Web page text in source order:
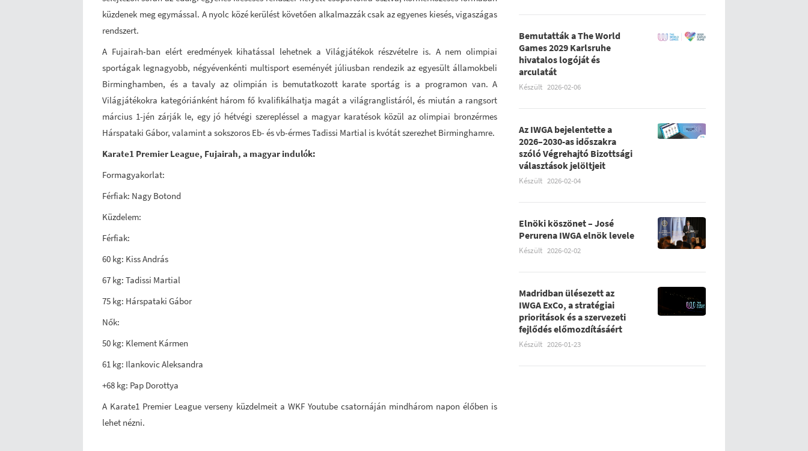
küzdenek meg egymással. A nyolc közé kerülést követően alkalmazzák csak az egyenes kiesés, vigaszágas
rendszert.
A Fujairah-ban elért eredmények kihatással lehetnek a Világjátékok részvételre is. A nem olimpiai
sportágak legnagyobb, négyévenkénti multisport eseményét júliusban rendezik az egyesült államokbeli
Birminghamben, és a tavaly az olimpián is bemutatkozott karate sportág is a programon van. A
Világjátékokra kategóriánként három fő kvalifikálhatja magát a világranglistáról, és miután a rangsort
március 1-jén zárják le, egy jó hétvégi szerepléssel a magyar karatésok közül az olimpiai bronzérmes
Hárspataki Gábor, valamint a sokszoros Eb- és vb-érmes Tadissi Martial is kvótát szerezhet Birminghamre.
Karate1 Premier League, Fujairah, a magyar indulók:
Formagyakorlat:
Férfiak: Nagy Botond
Küzdelem:
Férfiak:
60 kg: Kiss András
67 kg: Tadissi Martial
75 kg: Hárspataki Gábor
Nők:
50 kg: Klement Kármen
61 kg: Ilankovic Aleksandra
+68 kg: Pap Dorottya
A Karate1 Premier League verseny küzdelmeit a WKF Youtube csatornáján mindhárom napon élőben is
lehet nézni.
Bemutatták a The World
Games 2029 Karlsruhe
hivatalos logóját és
arculatát
Készült 2026-02-06
Az IWGA bejelentette a
2026–2030-as időszakra
szóló Végrehajtó Bizottsági
választások jelöltjeit
Készült 2026-02-04
Elnöki köszönet – José
Perurena IWGA elnök levele
Készült 2026-02-02
Madridban ülésezett az
IWGA ExCo, a stratégiai
prioritások és a szervezeti
fejlődés előmozdításáért
Készült 2026-01-23